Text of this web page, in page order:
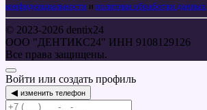
конфиденциальности и политики обработки данных
© 2023-2026 dentix24
ООО "ДЕНТИКС24" ИНН 9108129126
Все права защищены.
Войти или создать профиль
◀ изменить телефон